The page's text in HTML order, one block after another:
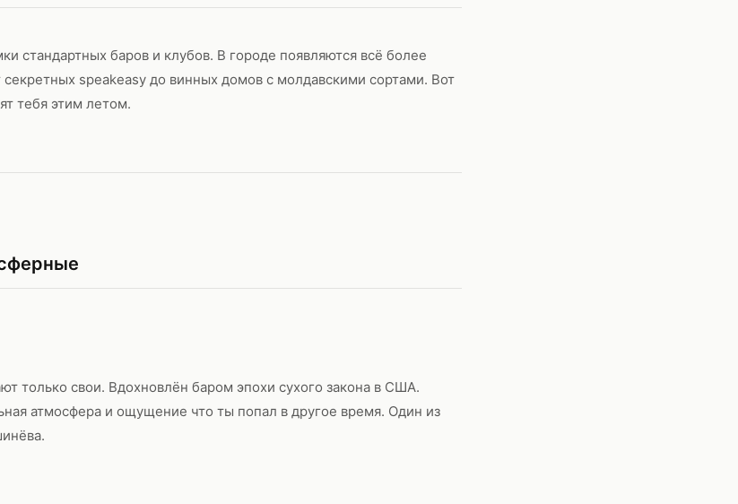
стандартных баров и клубов. В городе появляются всё более
speakeasy до винных домов с молдавскими сортами. Вот
тебя этим летом.
только свои. Вдохновлён баром эпохи сухого закона в США.
атмосфера и ощущение что ты попал в другое время. Один из